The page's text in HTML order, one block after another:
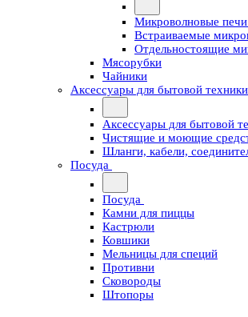
Микроволновые печи
Встраиваемые
Отдельностоящие
Мясорубки
Чайники
Аксессуары для бытовой техники
Аксессуары для бытовой
Чистящие и моющие
Шланги, кабели,
Посуда
Посуда
Камни для пиццы
Кастрюли
Ковшики
Мельницы для специй
Противни
Сковороды
Штопоры